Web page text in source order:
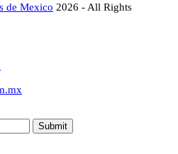
de Mexico 2026 - All Rights
Submit